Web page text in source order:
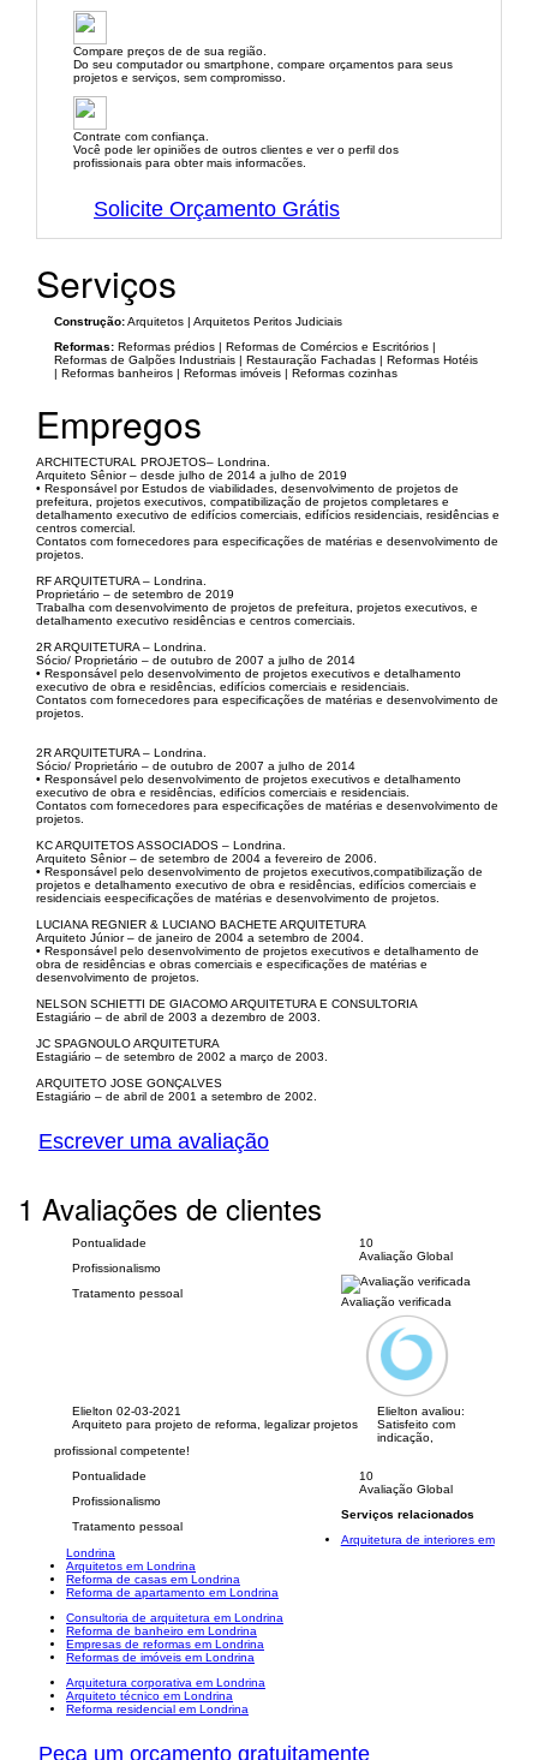
Compare preços de de sua região.
Do seu computador ou smartphone, compare orçamentos para seus
projetos e serviços, sem compromisso.
Contrate com confiança.
Você pode ler opiniões de outros clientes e ver o perfil dos
profissionais para obter mais informacões.
Solicite Orçamento Grátis
Serviços
Construção:Arquitetos | Arquitetos Peritos Judiciais
Reformas: Reformas prédios | Reformas de Comércios e Escritórios |
Reformas de Galpões Industriais | Restauração Fachadas | Reformas Hotéis
| Reformas banheiros | Reformas imóveis | Reformas cozinhas
Empregos
ARCHITECTURAL PROJETOS– Londrina.
Arquiteto Sênior – desde julho de 2014 a julho de 2019
• Responsável por Estudos de viabilidades, desenvolvimento de projetos de
prefeitura, projetos executivos, compatibilização de projetos completares e
detalhamento executivo de edifícios comerciais, edifícios residenciais, residências e
centros comercial.
Contatos com fornecedores para especificações de matérias e desenvolvimento de
projetos.
RF ARQUITETURA – Londrina.
Proprietário – de setembro de 2019
Trabalha com desenvolvimento de projetos de prefeitura, projetos executivos, e
detalhamento executivo residências e centros comerciais.
2R ARQUITETURA – Londrina.
Sócio/ Proprietário – de outubro de 2007 a julho de 2014
• Responsável pelo desenvolvimento de projetos executivos e detalhamento
executivo de obra e residências, edifícios comerciais e residenciais.
Contatos com fornecedores para especificações de matérias e desenvolvimento de
projetos.
2R ARQUITETURA – Londrina.
Sócio/ Proprietário – de outubro de 2007 a julho de 2014
• Responsável pelo desenvolvimento de projetos executivos e detalhamento
executivo de obra e residências, edifícios comerciais e residenciais.
Contatos com fornecedores para especificações de matérias e desenvolvimento de
projetos.
KC ARQUITETOS ASSOCIADOS – Londrina.
Arquiteto Sênior – de setembro de 2004 a fevereiro de 2006.
• Responsável pelo desenvolvimento de projetos executivos,compatibilização de
projetos e detalhamento executivo de obra e residências, edifícios comerciais e
residenciais eespecificações de matérias e desenvolvimento de projetos.
LUCIANA REGNIER & LUCIANO BACHETE ARQUITETURA
Arquiteto Júnior – de janeiro de 2004 a setembro de 2004.
• Responsável pelo desenvolvimento de projetos executivos e detalhamento de
obra de residências e obras comerciais e especificações de matérias e
desenvolvimento de projetos.
NELSON SCHIETTI DE GIACOMO ARQUITETURA E CONSULTORIA
Estagiário – de abril de 2003 a dezembro de 2003.
JC SPAGNOULO ARQUITETURA
Estagiário – de setembro de 2002 a março de 2003.
ARQUITETO JOSE GONÇALVES
Estagiário – de abril de 2001 a setembro de 2002.
Escrever uma avaliação
1 Avaliações de clientes
Pontualidade
Profissionalismo
Tratamento pessoal
10
Avaliação Global
Avaliação verificada
Elielton 02-03-2021
Arquiteto para projeto de reforma, legalizar projetos
Elielton avaliou:
Satisfeito com
indicação,
profissional competente!
Pontualidade
Profissionalismo
Tratamento pessoal
10
Avaliação Global
Serviços relacionados
Arquitetura de interiores em
Londrina
Arquitetos em Londrina
Reforma de casas em Londrina
Reforma de apartamento em Londrina
Consultoria de arquitetura em Londrina
Reforma de banheiro em Londrina
Empresas de reformas em Londrina
Reformas de imóveis em Londrina
Arquitetura corporativa em Londrina
Arquiteto técnico em Londrina
Reforma residencial em Londrina
Peça um orçamento gratuitamente